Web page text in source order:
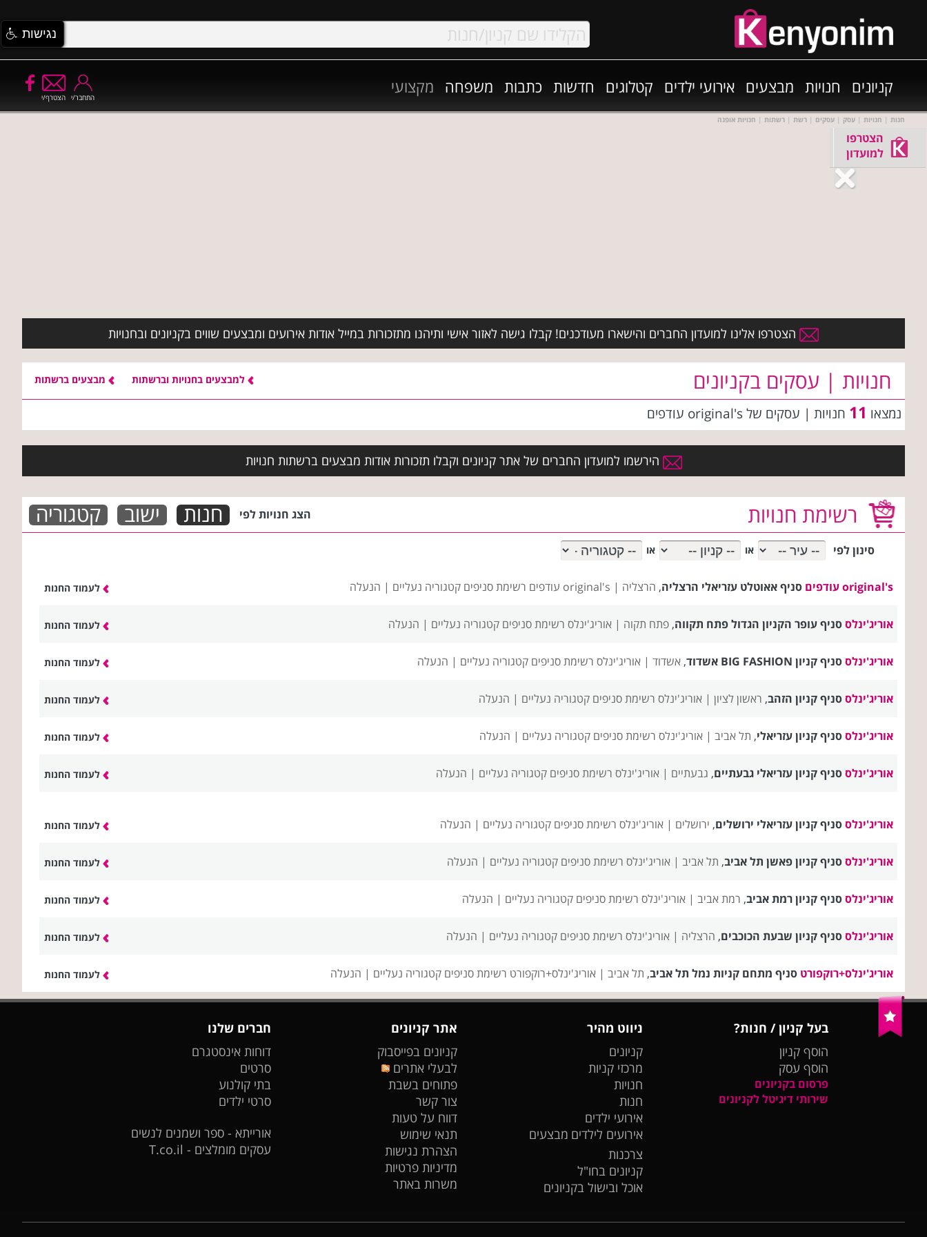
קניונים חנויות מבצעים אירועי ילדים קטלוגים חדשות כתבות משפחה מקצועי
הצטרף/י התחבר/י
חנות | חנויות | עסק | עסקים | רשת | רשתות | חנויות אופנה
הצטרפו אלינו למועדון החברים והישארו מעודכנים! קבלו גישה לאזור אישי ותיהנו מתזכורות במייל אודות אירועים ומבצעים שווים בקניונים ובחנויות
הצטרפו
למועדון
חנויות | עסקים בקניונים למבצעים בחנויות וברשתות מבצעים ברשתות
נמצאו 11 חנויות | עסקים של original's עודפים
הירשמו למועדון החברים של אתר קניונים וקבלו תזכורות אודות מבצעים ברשתות חנויות
רשימת חנויות הצג חנויות לפי חנות ישוב קטגוריה
סינון לפי או או
original's עודפים סניף אאוטלט עזריאלי הרצליה, הרצליה | original's עודפים רשימת סניפים קטגוריה נעליים | הנעלה לעמוד החנות
אוריג'ינלססניף עופר הקניון הגדול פתח תקווה,פתח תקוה | אוריג'ינלס רשימת סניפים קטגוריה נעליים | הנעלה לעמוד החנות
אוריג'ינלססניף קניון BIG FASHION אשדוד ,אשדוד |אוריג'ינלס רשימת סניפים קטגוריה נעליים | הנעלה לעמוד החנות
אוריג'ינלססניף קניון הזהב, ראשון לציון | אוריג'ינלס רשימת סניפים קטגוריה נעליים | הנעלה לעמוד החנות
אוריג'ינלססניף קניון עזריאלי, תל אביב |אוריג'ינלס רשימת סניפים קטגוריה נעליים | הנעלה לעמוד החנות
אוריג'ינלססניף קניון עזריאלי גבעתיים, גבעתיים | אוריג'ינלס רשימת סניפים קטגוריה נעליים | הנעלה לעמוד החנות
אוריג'ינלססניף קניון עזריאלי ירושלים, ירושלים |אוריג'ינלס רשימת סניפים קטגוריה נעליים | הנעלה לעמוד החנות
אוריג'ינלססניף קניון פאשן תל אביב, תל אביב | אוריג'ינלס רשימת סניפים קטגוריה נעליים | הנעלה לעמוד החנות
אוריג'ינלססניף קניון רמת אביב, רמת אביב |אוריג'ינלס רשימת סניפים קטגוריה נעליים | הנעלה לעמוד החנות
אוריג'ינלססניף קניון שבעת הכוכבים, הרצליה | אוריג'ינלס רשימת סניפים קטגוריה נעליים | הנעלה לעמוד החנות
אוריג'ינלס+רוקפורט סניף מתחם קניות נמל תל אביב, תל אביב |אוריג'ינלס+רוקפורט רשימת סניפים קטגוריה נעליים | הנעלה לעמוד החנות
בעל קניון / חנות?
הוסף קניון
הוסף עסק
פרסום בקניונים
שירותי דיגיטל לקניונים
ניווט מהיר
קניונים
מרכזי קניות
חנויות
חנות
אירועי ילדים
אירועים לילדים מבצעים
צרכנות
קניונים בחו"ל
אוכל ובישול בקניונים
אתר קניונים
קניונים בפייסבוק
לבעלי אתרים
פתוחים בשבת
צור קשר
דווח על טעות
תנאי שימוש
הצהרת נגישות
מדיניות פרטיות
משרות באתר
חברים שלנו
דוחות אינסטגרם
סרטים
בתי קולנוע
סרטי ילדים
אורייתא - ספר ושמנים לנשים
עסקים מומלצים - T.co.il
נגישות